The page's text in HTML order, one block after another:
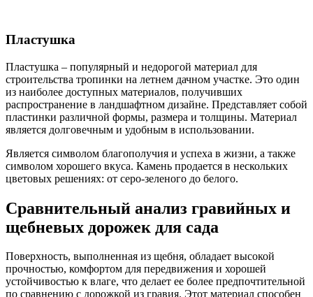
Пластушка
Пластушка – популярный и недорогой материал для
строительства тропинки на летнем дачном участке. Это один
из наиболее доступных материалов, получивших
распространение в ландшафтном дизайне. Представляет собой
пластинки различной формы, размера и толщины. Материал
является долговечным и удобным в использовании.
Является символом благополучия и успеха в жизни, а также
символом хорошего вкуса. Камень продается в нескольких
цветовых решениях: от серо-зеленого до белого.
Сравнительный анализ гравийных и
щебневых дорожек для сада
Поверхность, выполненная из щебня, обладает высокой
прочностью, комфортом для передвижения и хорошей
устойчивостью к влаге, что делает ее более предпочтительной
по сравнению с дорожкой из гравия. Этот материал способен